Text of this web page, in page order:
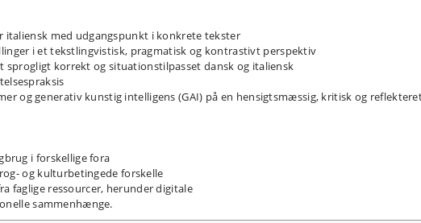
italiensk med udgangspunkt i konkrete tekster
i et tekstlingvistisk, pragmatisk og kontrastivt perspektiv
sprogligt korrekt og situationstilpasset dansk og italiensk
og generativ kunstig intelligens (GAI) på en hensigtsmæssig, kritisk og
i forskellige fora
og kulturbetingede forskelle
faglige ressourcer, herunder digitale
sammenhænge.